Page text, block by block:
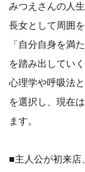
みつえさんの人
長女として周囲
「自分自身を満
を踏み出してい
心理学や呼吸法
を選択し、現在
ます。
■主人公が初来店